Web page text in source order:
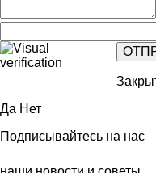
Да Нет
Подписывайтесь на нас